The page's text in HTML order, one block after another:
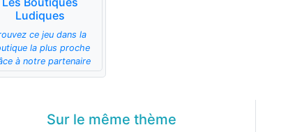
Ludiques
ce jeu dans la
la plus proche
à notre partenaire
Sur le même thème